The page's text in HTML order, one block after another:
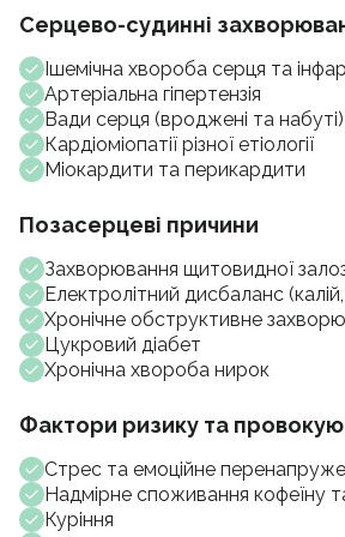
Серцево-судинні
Ішемічна хвороба серця та
Артеріальна гіпертензія
Вади серця (вроджені та набуті)
Кардіоміопатії різної етіології
Міокардити та перикардити
Позасерцеві причини
Захворювання щитовидної
Електролітний дисбаланс (калій,
Хронічне обструктивне
Цукровий діабет
Хронічна хвороба нирок
Фактори ризику та
Стрес та емоційне
Надмірне споживання кофеїну
Куріння